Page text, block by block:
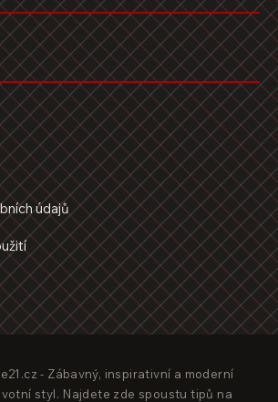
údajů
- Zábavný, inspirativní a moderní
styl. Najdete zde spoustu tipů na